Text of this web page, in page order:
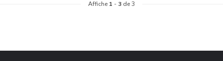
Affiche 1 - 3 de 3